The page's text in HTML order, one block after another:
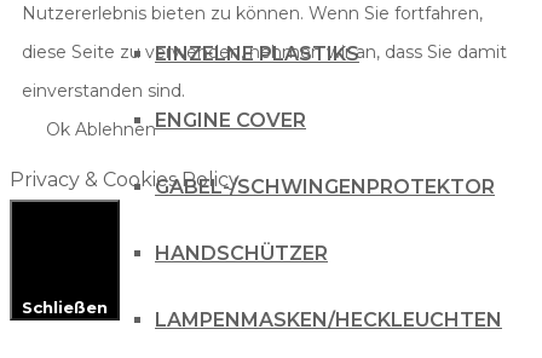
EINZELNE PLASTIKS
ENGINE COVER
GABEL-/SCHWINGENPROTEKTOR
HANDSCHÜTZER
LAMPENMASKEN/HECKLEUCHTEN
Nutzererlebnis bieten zu können. Wenn Sie fortfahren,
diese Seite zu verwenden, nehmen wir an, dass Sie damit
einverstanden sind.
Ok Ablehnen
Privacy & Cookies Policy
Schließen